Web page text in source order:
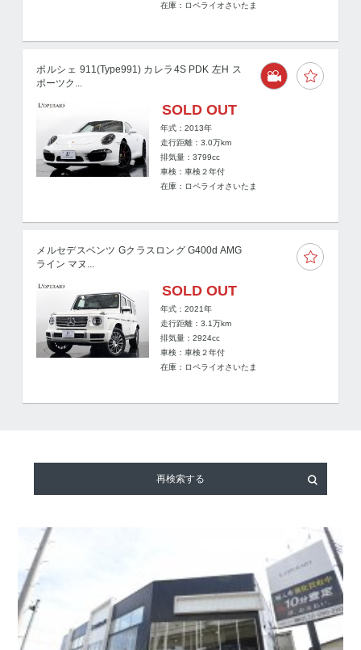
在庫：ロペライオさいたま
ポルシェ 911(Type991) カレラ4S PDK 左H ス
ポーツク...
SOLD OUT
年式：2013年
走行距離：3.0万km
排気量：3799cc
車検：車検２年付
在庫：ロペライオさいたま
メルセデスベンツ Gクラスロング G400d AMG
ライン マヌ...
SOLD OUT
年式：2021年
走行距離：3.1万km
排気量：2924cc
車検：車検２年付
在庫：ロペライオさいたま
再検索する